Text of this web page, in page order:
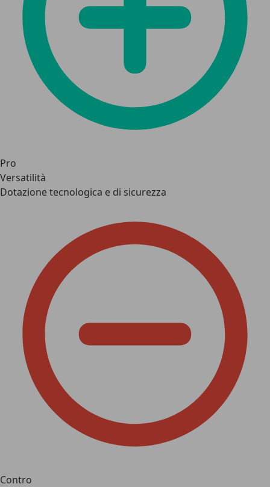
Pro
Versatilità
Dotazione tecnologica e di sicurezza
Contro